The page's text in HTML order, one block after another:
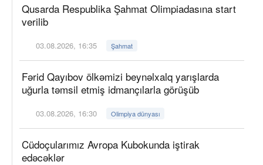
Qusarda Respublika Şahmat Olimpiadasına start
verilib
03.08.2026, 16:35 Şahmat
Fərid Qayıbov ölkəmizi beynəlxalq yarışlarda
uğurla təmsil etmiş idmançılarla görüşüb
03.08.2026, 16:30 Olimpiya dünyası
Cüdoçularımız Avropa Kubokunda iştirak
edəcəklər